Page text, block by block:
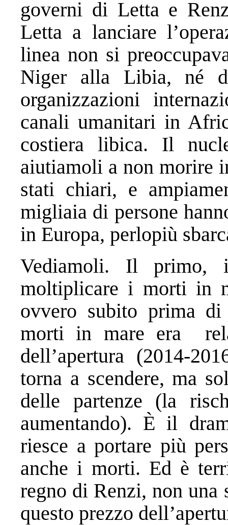
governi di Letta e
Letta a lanciare
linea non si
Niger alla Libia, né
organizzazioni
canali umanitari in
costiera libica. Il
aiutiamoli a non morire
stati chiari, e
migliaia di persone
in Europa, perlopiù
Vediamoli. Il
moltiplicare i morti in
ovvero subito prima
morti in mare era
dell’apertura (2014-
torna a scendere, ma
delle partenze (la
aumentando). È il
riesce a portare più
anche i morti. Ed è
regno di Renzi, non una
questo prezzo